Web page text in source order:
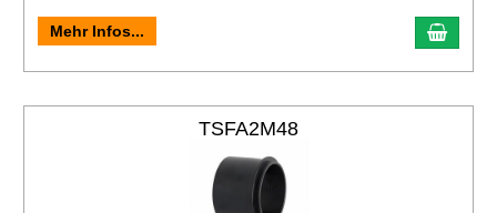
Mehr Infos...
TSFA2M48